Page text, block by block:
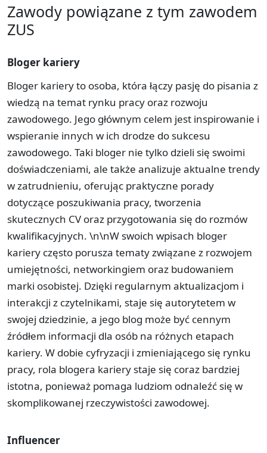
Zawody powiązane z tym zawodem
ZUS
Bloger kariery
Bloger kariery to osoba, która łączy pasję do pisania z
wiedzą na temat rynku pracy oraz rozwoju
zawodowego. Jego głównym celem jest inspirowanie i
wspieranie innych w ich drodze do sukcesu
zawodowego. Taki bloger nie tylko dzieli się swoimi
doświadczeniami, ale także analizuje aktualne trendy
w zatrudnieniu, oferując praktyczne porady
dotyczące poszukiwania pracy, tworzenia
skutecznych CV oraz przygotowania się do rozmów
kwalifikacyjnych. \n\nW swoich wpisach bloger
kariery często porusza tematy związane z rozwojem
umiejętności, networkingiem oraz budowaniem
marki osobistej. Dzięki regularnym aktualizacjom i
interakcji z czytelnikami, staje się autorytetem w
swojej dziedzinie, a jego blog może być cennym
źródłem informacji dla osób na różnych etapach
kariery. W dobie cyfryzacji i zmieniającego się rynku
pracy, rola blogera kariery staje się coraz bardziej
istotna, ponieważ pomaga ludziom odnaleźć się w
skomplikowanej rzeczywistości zawodowej.
Influencer